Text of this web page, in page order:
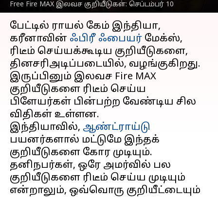
Free Fire MAX இலவச குறியீடுகள்: செப்டம்பர் 10
செய்தி முன்னோட்டம்
பேட்டில் ராயல் கேம் இந்தியா,
கரீனாவின் ஃபிரீ ஃபையர் மேக்ஸ்,
ரிடீம் செய்யக்கூடிய குறியீடுகளை,
தினசரிஅடிப்படையில், வழங்குகிறது.
இருப்பினும் இலவச Fire MAX
குறியீடுகளை ரிடீம் செய்ய
பிளேயர்கள் பின்பற்ற வேண்டிய சில
விதிகள் உள்ளன.
இந்தியாவில், ஆண்ட்ராய்டு
பயனர்களால் மட்டுமே இந்தக்
குறியீடுகளை கோர முடியும்.
தனிநபர்கள், ஒரே அமர்வில் பல
குறியீடுகளை ரிடீம் செய்ய முடியும்
என்றாலும், ஒவ்வொரு குறியீட்டையும்